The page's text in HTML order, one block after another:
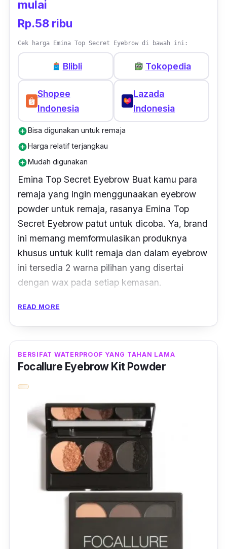
powder. Menurutku produk ini enak dan
gampang banget buat dipake, ga ribet dan
cepet buat kasih full brow look gitu. tahan
seharian juga tapi belum pernah coba kalau
kena air sih, tapi aku suka!" -
Eve, Member
Female Daily
mulai
Rp.58 ribu
Cek harga Emina Top Secret Eyebrow di bawah ini:
Blibli Tokopedia
Shopee
Indonesia
Lazada
Indonesia
add_circleBisa digunakan untuk remaja
add_circleHarga relatif terjangkau
add_circleMudah digunakan
Emina Top Secret Eyebrow Buat kamu para
remaja yang ingin menggunaakan eyebrow
powder untuk remaja, rasanya Emina Top
Secret Eyebrow patut untuk dicoba. Ya, brand
ini memang memformulasikan produknya
khusus untuk kulit remaja dan dalam eyebrow
ini tersedia 2 warna pilihan yang disertai
dengan wax pada setiap kemasan.
Pada setiap kemasan Emina Top Secret
mengambil wax supaya alis terlihat lebih on.
Untuk kemasan, Emina Top Secret Eyebrow
Ulasan Terpercaya:“Kedua kalinya beli brow
shadow emina setelah sempet mampir ke eye
brow pencil merk lain. Direkomendasikan
untuk yang alisnya udah tebel ya kayanya.
juga. Brush bawaannya lumayan fungsi buat
dipake travelling. Harganya murah dan
READ MORE
BERSIFAT WATERPROOF YANG TAHAN LAMA
Focallure Eyebrow Kit Powder